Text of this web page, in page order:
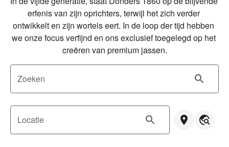
erfenis van zijn oprichters, terwijl het zich verder
ontwikkelt en zijn wortels eert. In de loop der tijd hebben
we onze focus verfijnd en ons exclusief toegelegd op het
creëren van premium jassen.
Zoeken
Locatie